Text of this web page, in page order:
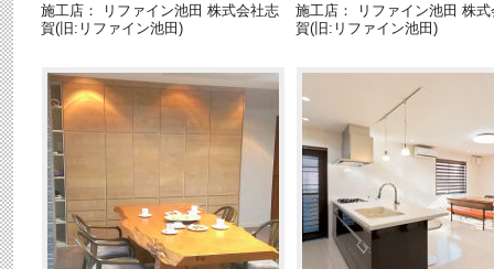
施工店： リファイン池田 株式会社志
賀(旧:リファイン池田)
施工店： リファイン池田 株式
賀(旧:リファイン池田)